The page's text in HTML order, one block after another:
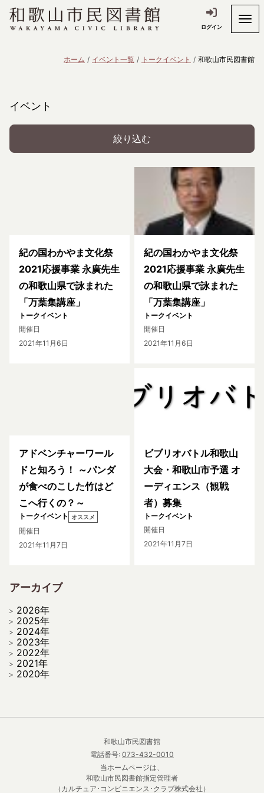
ログイン
ホーム イベント一覧 トークイベント 和歌山市民図書館
イベント
絞り込む
紀の国わかやま文化祭
2021応援事業 永廣先生
の和歌山県で詠まれた
「万葉集講座」
トークイベント
開催日
2021年11月6日
紀の国わかやま文化祭
2021応援事業 永廣先生
の和歌山県で詠まれた
「万葉集講座」
トークイベント
開催日
2021年11月6日
アドベンチャーワール
ドと知ろう！ ～パンダ
が食べのこした竹はど
こへ行くの？～
トークイベント オススメ
開催日
2021年11月7日
ビブリオバトル和歌山
大会・和歌山市予選 オ
ーディエンス（観戦
者）募集
トークイベント
開催日
2021年11月7日
アーカイブ
2026年
2025年
2024年
2023年
2022年
2021年
2020年
和歌山市民図書館
電話番号: 073-432-0010
当ホームページは、
和歌山市民図書館指定管理者
（カルチュア･コンビニエンス･クラブ株式会社）